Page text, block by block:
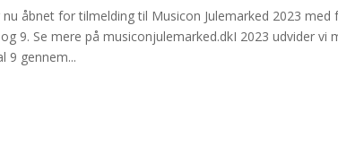
nu åbnet for tilmelding til Musicon Julemarked 2023
9. Se mere på musiconjulemarked.dkI 2023 udvider
9 gennem...